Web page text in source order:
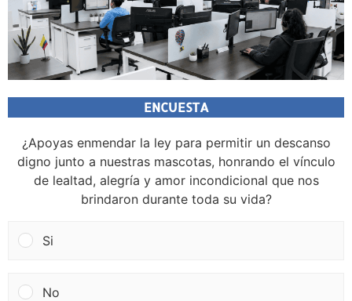
ENCUESTA
¿Apoyas enmendar la ley para permitir un descanso
digno junto a nuestras mascotas, honrando el vínculo
de lealtad, alegría y amor incondicional que nos
brindaron durante toda su vida?
Si
No